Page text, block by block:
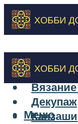
Декупаж
Канзаши
Меню